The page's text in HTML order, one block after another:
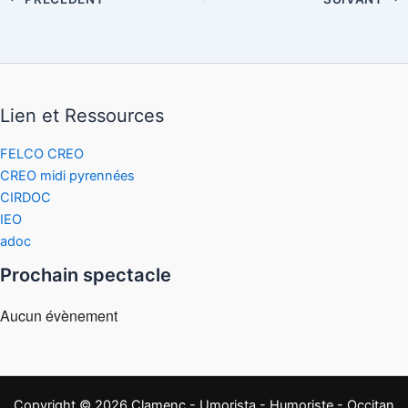
Lien et Ressources
FELCO CREO
CREO midi pyrennées
CIRDOC
IEO
adoc
Prochain spectacle
Aucun évènement